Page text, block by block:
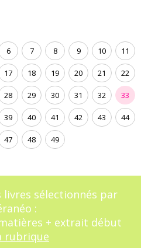
6 7 8 9 10 11
17 18 19 20 21 22
28 29 30 31 32 33
39 40 41 42 43 44
47 48 49
livres sélectionnés par
:
+ extrait début
rubrique